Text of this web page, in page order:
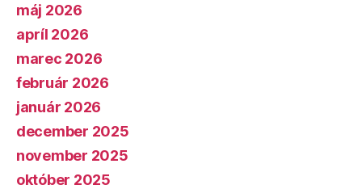
máj 2026
apríl 2026
marec 2026
február 2026
január 2026
december 2025
november 2025
október 2025